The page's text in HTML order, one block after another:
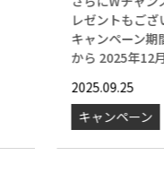
レゼントもござ
キャンペーン
から 2025年12
2025.09.25
キャンペーン